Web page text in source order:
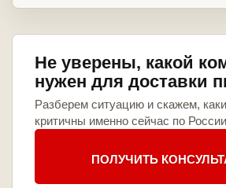
Не уверены, какой
нужен для доставки
Разберем ситуацию и скажем,
критичны именно сейчас по
ПОЛУЧИТЬ